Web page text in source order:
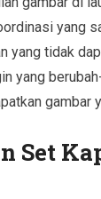
yang
yang tidak
yang
gambar
Set